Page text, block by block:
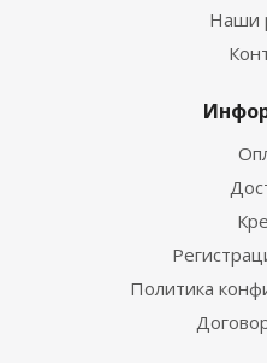
Наши
Политика